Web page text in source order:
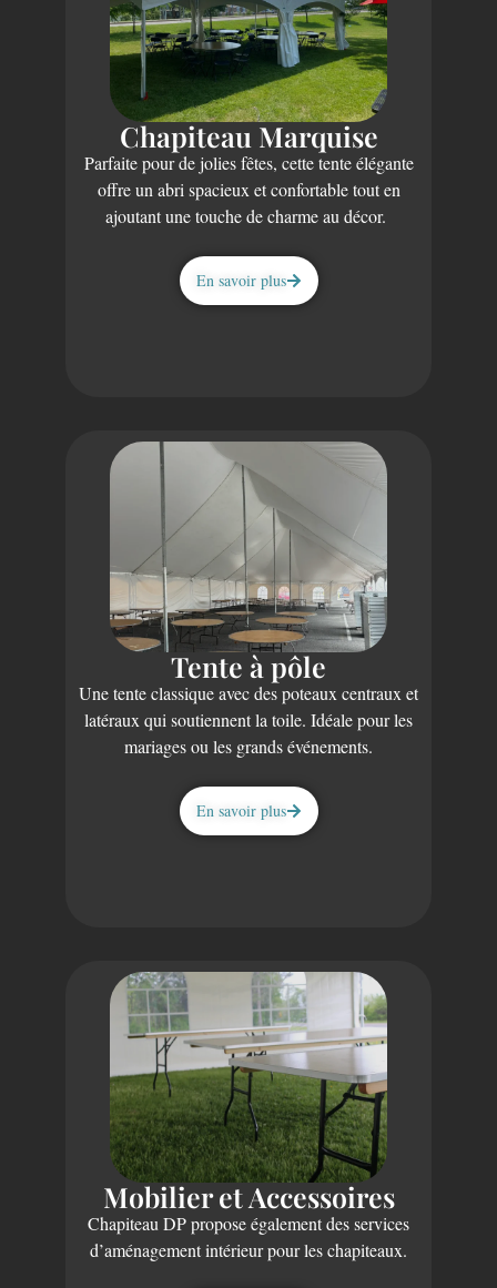
Chapiteau Marquise
Parfaite pour de jolies fêtes, cette tente élégante
offre un abri spacieux et confortable tout en
ajoutant une touche de charme au décor.
En savoir plus
Tente à pôle
Une tente classique avec des poteaux centraux et
latéraux qui soutiennent la toile. Idéale pour les
mariages ou les grands événements.
En savoir plus
Mobilier et Accessoires
Chapiteau DP propose également des services
d’aménagement intérieur pour les chapiteaux.